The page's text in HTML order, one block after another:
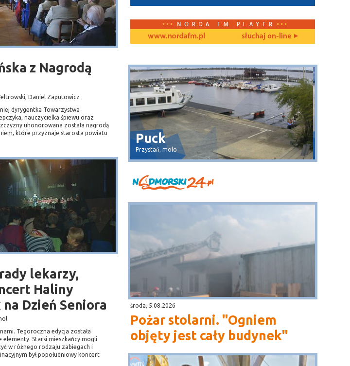
z Nagrodą
Daniel Zaputowicz
dyrygentka Towarzystwa
nauczycielka śpiewu oraz
uhonorowana została nagrodą
które przyznaje starosta powiatu
lekarzy,
Haliny
Dzień Seniora
Tegoroczna edycja została
Starsi mieszkańcy mogli
w różnego rodzaju zabiegach i
był popołudniowy koncert
Dębki
plaża
środa, 5.08.2026
Pożar stolarni. "Ogniem
objęty jest cały budynek"